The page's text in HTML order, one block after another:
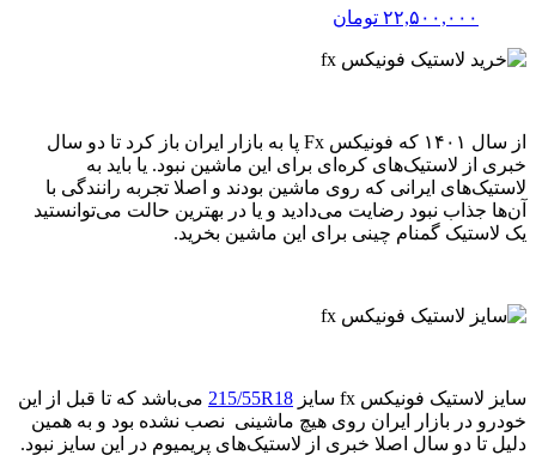
۲۲,۵۰۰,۰۰۰ تومان
از سال ۱۴۰۱ که فونیکس Fx پا به بازار ایران باز کرد تا دو سال
خبری از لاستیک‌های کره‌ای برای این ماشین نبود. یا باید به
لاستیک‌های ایرانی که روی ماشین بودند و اصلا تجربه رانندگی با
آن‌ها جذاب نبود رضایت می‌دادید و یا در بهترین حالت می‌توانستید
یک لاستیک گمنام چینی برای این ماشین بخرید.
سایز لاستیک فونیکس fx سایز 215/55R18 می‌باشد که تا قبل از این
خودرو در بازار ایران روی هیچ ماشینی نصب نشده بود و به همین
دلیل تا دو سال اصلا خبری از لاستیک‌های پریمیوم در این سایز نبود.